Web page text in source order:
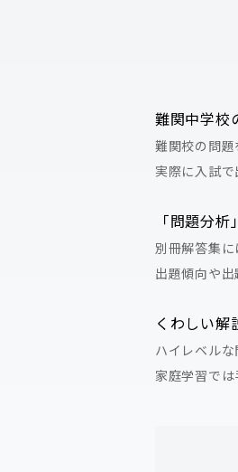
難関中学校
難関校の問題
実際に入試
「問題分
別冊解答集
出題傾向や
くわしい解
ハイレベル
家庭学習では